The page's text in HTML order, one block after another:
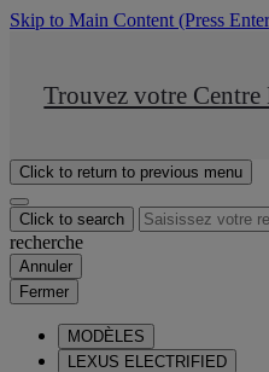
Skip to Main Content (Press
STOP DRIVE Takata
Trouvez votre Centre
Click to return to previous menu
Click to search
recherche
Annuler
Fermer
MODÈLES
LEXUS ELECTRIFIED